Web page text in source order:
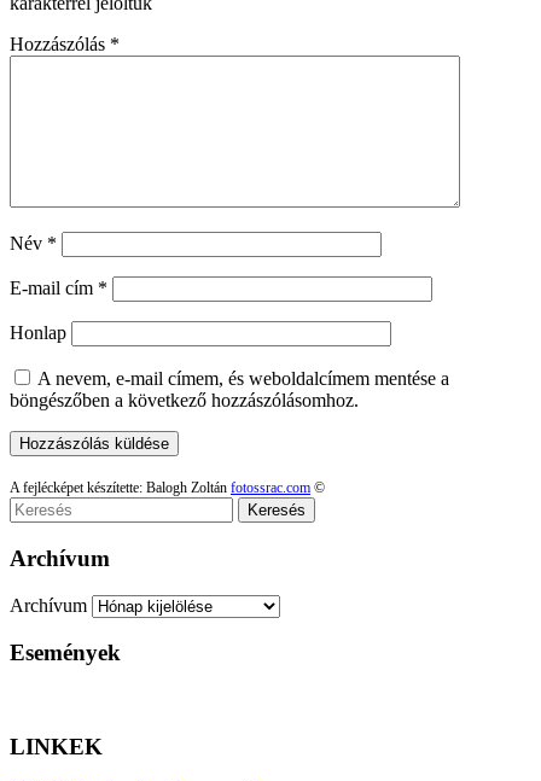
Hozzászólás *
Név *
E-mail cím *
Honlap
A nevem, e-mail címem, és weboldalcímem mentése a
böngészőben a következő hozzászólásomhoz.
A fejlécképet készítette: Balogh Zoltán fotossrac.com ©
Keresés
Archívum
Archívum
Események
LINKEK